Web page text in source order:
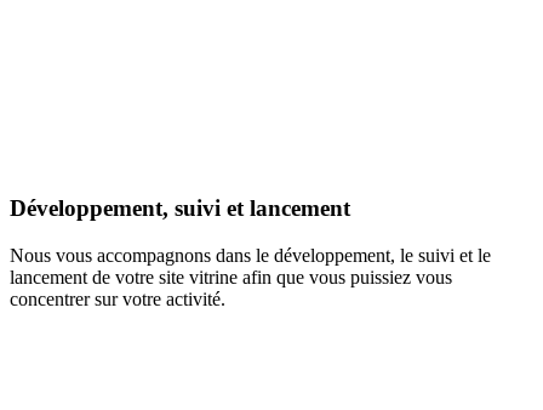
Développement, suivi et lancement
Nous vous accompagnons dans le développement, le suivi et le
lancement de votre site vitrine afin que vous puissiez vous
concentrer sur votre activité.